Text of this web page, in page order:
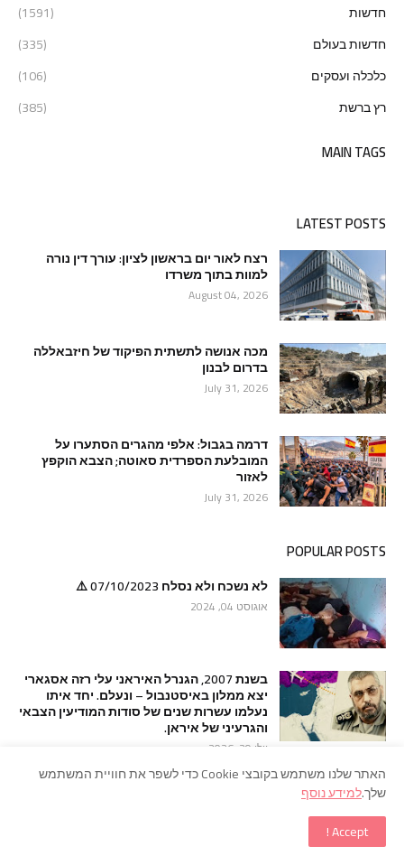
חדשות
(1591)
חדשות בעולם
(335)
כלכלה ועסקים
(106)
רץ ברשת
(385)
MAIN TAGS
LATEST POSTS
רצח לאור יום בראשון לציון: עורך דין נורה
למוות בתוך משרדו
August 04, 2026
מכה אנושה לתשתית הפיקוד של חיזבאללה
בדרום לבנון
July 31, 2026
דרמה בגבול: אלפי מהגרים הסתערו על
המובלעת הספרדית סאוטה; הצבא הוקפץ
לאזור
July 31, 2026
POPULAR POSTS
לא נשכח ולא נסלח 07/10/2023 ⚠️
אוגוסט 04, 2024
בשנת 2007, הגנרל האיראני עלי רזה אסגארי
יצא ממלון באיסטנבול – ונעלם. יחד איתו
נעלמו עשרות שנים של סודות המודיעין הצבאי
והגרעיני של איראן.
יולי 29, 2026
דרמה בגבול: אלפי מהגרים הסתערו על
האתר שלנו משתמש בקובצי Cookie כדי לשפר את חוויית המשתמש
שלך.למידע נוסף
Accept !